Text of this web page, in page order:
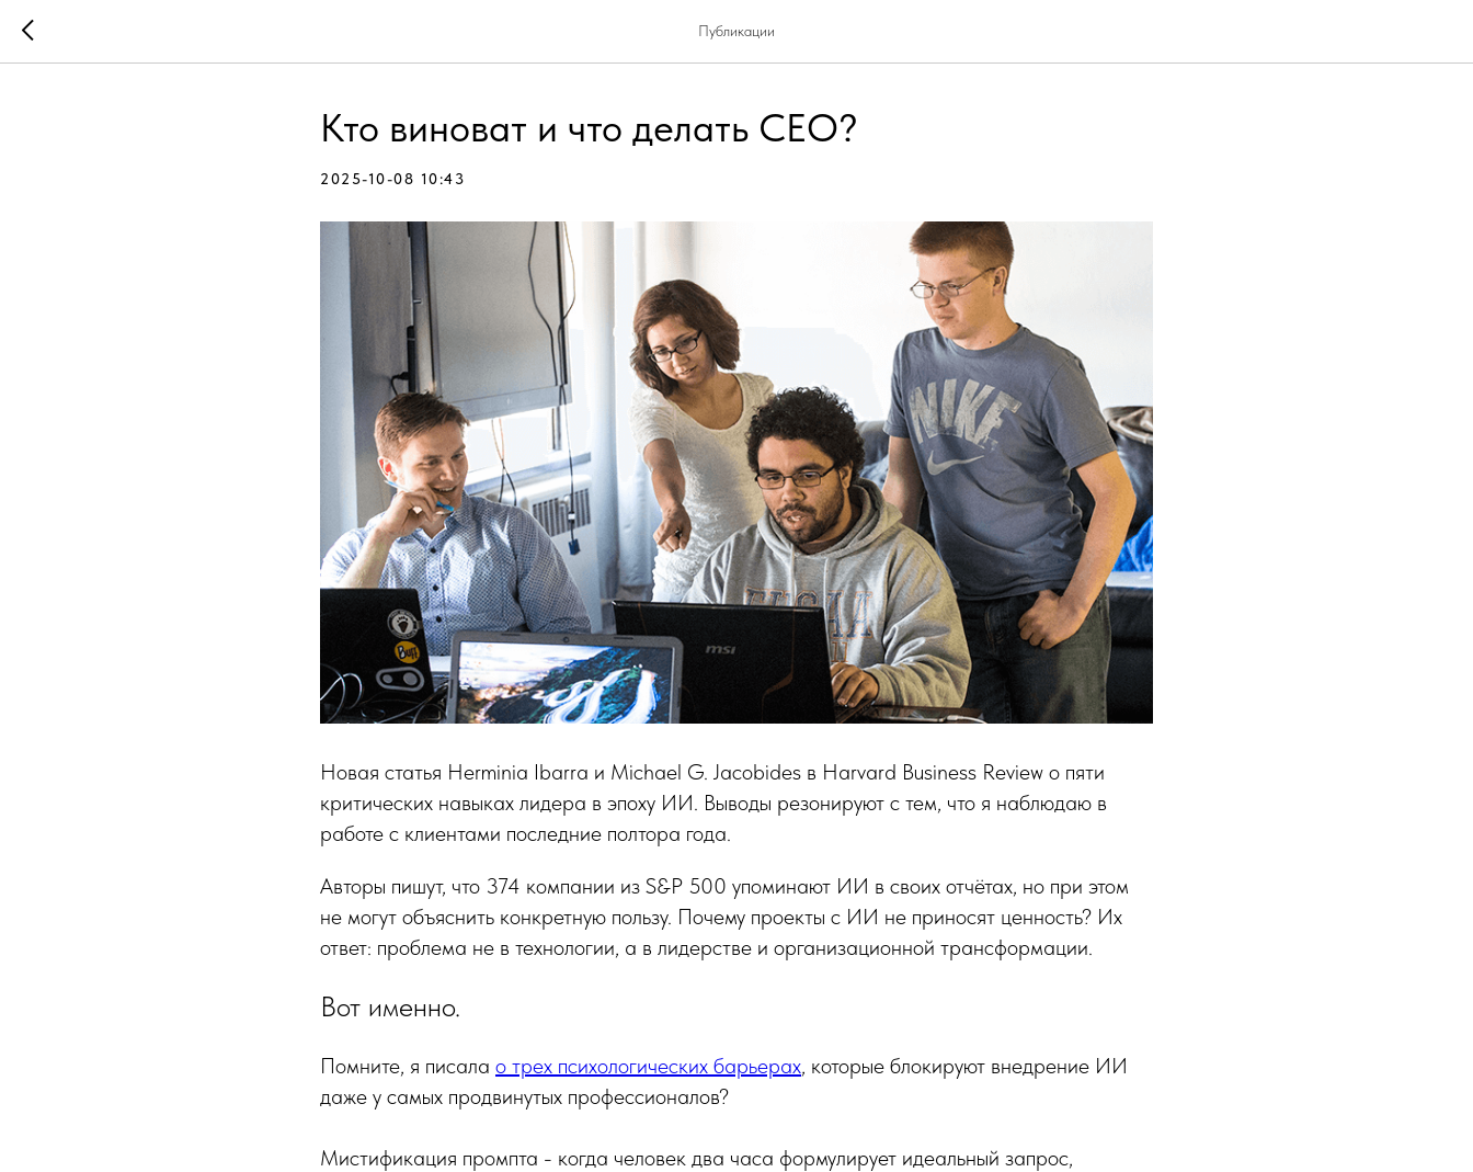
Публикации
Кто виноват и что делать СЕО?
2025-10-08 10:43
Новая статья Herminia Ibarra и Michael G. Jacobides в Harvard Business Review о пяти
критических навыках лидера в эпоху ИИ. Выводы резонируют с тем, что я наблюдаю в
работе с клиентами последние полтора года.
Авторы пишут, что 374 компании из S&P 500 упоминают ИИ в своих отчётах, но при этом
не могут объяснить конкретную пользу. Почему проекты с ИИ не приносят ценность? Их
ответ: проблема не в технологии, а в лидерстве и организационной трансформации.
Вот именно.
Помните, я писала о трех психологических барьерах, которые блокируют внедрение ИИ
даже у самых продвинутых профессионалов?
Мистификация промпта - когда человек два часа формулирует идеальный запрос,